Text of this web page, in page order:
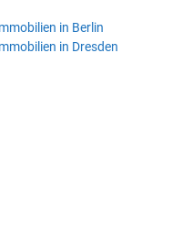
in Berlin
in Dresden